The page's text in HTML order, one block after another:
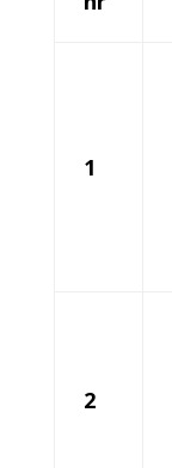
1
2